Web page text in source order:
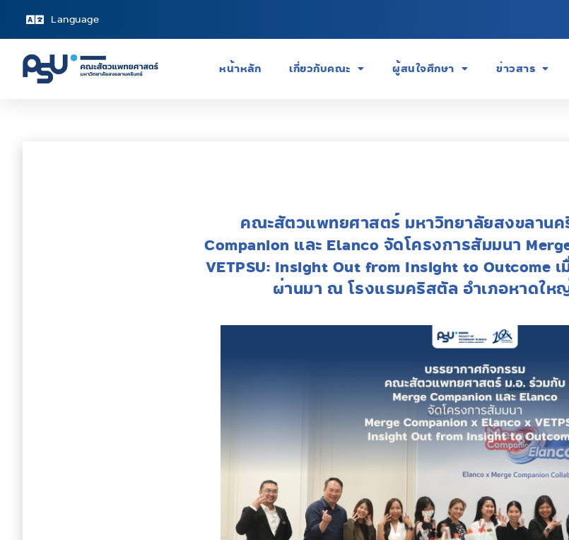
Language
หน้าหลัก เกี่ยวกับคณะ ผู้สนใจศึกษา ข่าวสาร
คณะสัตวแพทยศาสตร์ มหาวิทยาลัยสงขลานค
Companion และ Elanco จัดโครงการสัมมนา
VETPSU: Insight Out from Insight to Outcome
ผ่านมา ณ โรงแรมคริสตัล อำเภอหาดให